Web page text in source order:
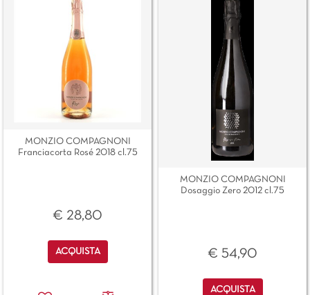
MONZIO COMPAGNONI
Franciacorta Rosé 2018 cl.75
€ 28,80
Quantità
ACQUISTA
MONZIO COMPAGNONI
Dosaggio Zero 2012 cl.75
€ 54,90
Quantità
ACQUISTA